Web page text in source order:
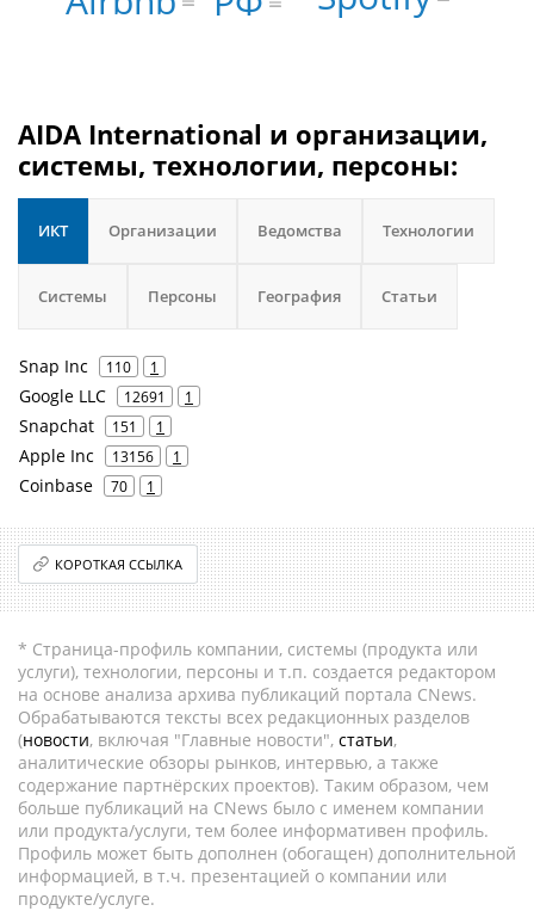
AIDA International и организации,
системы, технологии, персоны:
ИКТ Организации Ведомства Технологии
Системы Персоны География Статьи
Snap Inc 110 1
Google LLC 12691 1
Snapchat 151 1
Apple Inc 13156 1
Coinbase 70 1
КОРОТКАЯ ССЫЛКА
* Страница-профиль компании, системы (продукта или
услуги), технологии, персоны и т.п. создается редактором
на основе анализа архива публикаций портала CNews.
Обрабатываются тексты всех редакционных разделов
(новости, включая "Главные новости", статьи,
аналитические обзоры рынков, интервью, а также
содержание партнёрских проектов). Таким образом, чем
больше публикаций на CNews было с именем компании
или продукта/услуги, тем более информативен профиль.
Профиль может быть дополнен (обогащен) дополнительной
информацией, в т.ч. презентацией о компании или
продукте/услуге.